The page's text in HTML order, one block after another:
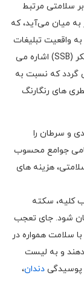
سلامتی مرتبط
به میان می‌آید، که
اغلب به عنوان نوشابه‌ شناخته می‌شوند. WebMD به واقعیت تبلیغات
رسانه ای در مورد نوشیدنی های شیرین شده با شکر (SSB) اشاره می
گردد که نسبت به
های رنگارنگ
و سرطان را
جوامع محسوب
هزینه های
کلیه، سکته
شود. جای تعجب
سلامت همواره در
و به لیست
پوسیدگی دندان،